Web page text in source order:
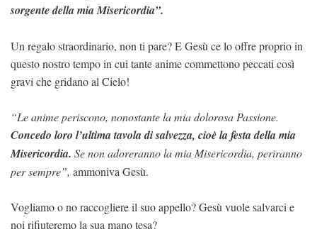
sorgente della mia Misericordia”.
Un regalo straordinario, non ti pare? E Gesù ce lo offre proprio in
questo nostro tempo in cui tante anime commettono peccati così
gravi che gridano al Cielo!
“Le anime periscono, nonostante la mia dolorosa Passione.
Concedo loro l’ultima tavola di salvezza, cioè la festa della mia
Misericordia. Se non adoreranno la mia Misericordia, periranno
per sempre”, ammoniva Gesù.
Vogliamo o no raccogliere il suo appello? Gesù vuole salvarci e
noi rifiuteremo la sua mano tesa?